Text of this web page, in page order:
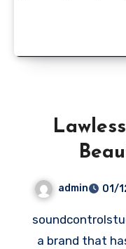
admin 01/
soundcontrolstudio.com – Lawless Beauty is
a brand that